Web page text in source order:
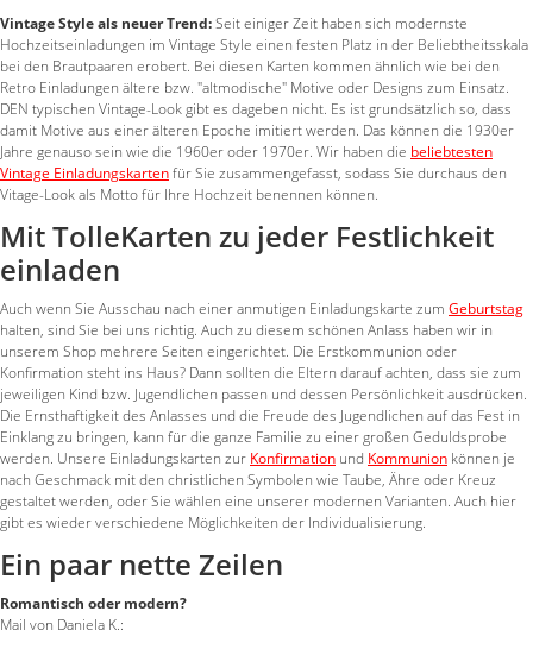
Vintage Style als neuer Trend:Seit einiger Zeit haben sich modernste
Hochzeitseinladungen im Vintage Style einen festen Platz in der Beliebtheitsskala
bei den Brautpaaren erobert. Bei diesen Karten kommen ähnlich wie bei den
Retro Einladungen ältere bzw. "altmodische" Motive oder Designs zum Einsatz.
DEN typischen Vintage-Look gibt es dageben nicht. Es ist grundsätzlich so, dass
damit Motive aus einer älteren Epoche imitiert werden. Das können die 1930er
Jahre genauso sein wie die 1960er oder 1970er. Wir haben die beliebtesten
Vintage Einladungskartenfür Sie zusammengefasst, sodass Sie durchaus den
Vitage-Look als Motto für Ihre Hochzeit benennen können.
Mit TolleKarten zu jeder Festlichkeit
einladen
Auch wenn Sie Ausschau nach einer anmutigen Einladungskarte zum Geburtstag
halten, sind Sie bei uns richtig. Auch zu diesem schönen Anlass haben wir in
unserem Shop mehrere Seiten eingerichtet. Die Erstkommunion oder
Konfirmation steht ins Haus? Dann sollten die Eltern darauf achten, dass sie zum
jeweiligen Kind bzw. Jugendlichen passen und dessen Persönlichkeit ausdrücken.
Die Ernsthaftigkeit des Anlasses und die Freude des Jugendlichen auf das Fest in
Einklang zu bringen, kann für die ganze Familie zu einer großen Geduldsprobe
werden. Unsere Einladungskarten zur Konfirmation und Kommunion können je
nach Geschmack mit den christlichen Symbolen wie Taube, Ähre oder Kreuz
gestaltet werden, oder Sie wählen eine unserer modernen Varianten. Auch hier
gibt es wieder verschiedene Möglichkeiten der Individualisierung.
Ein paar nette Zeilen
Romantisch oder modern?
Mail von Daniela K.: